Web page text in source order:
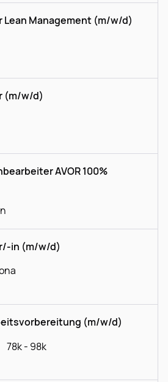
Lean Management (m/w/d)
(m/w/d)
AVOR 100%
in (m/w/d)
(m/w/d)
78k - 98k